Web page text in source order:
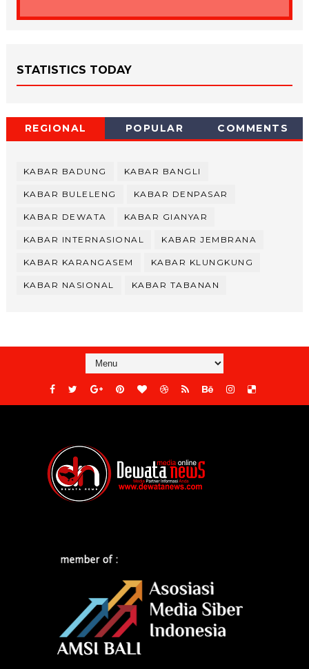
STATISTICS TODAY
REGIONAL POPULAR COMMENTS
KABAR BADUNG KABAR BANGLI
KABAR BULELENG KABAR DENPASAR
KABAR DEWATA KABAR GIANYAR
KABAR INTERNASIONAL KABAR JEMBRANA
KABAR KARANGASEM KABAR KLUNGKUNG
KABAR NASIONAL KABAR TABANAN